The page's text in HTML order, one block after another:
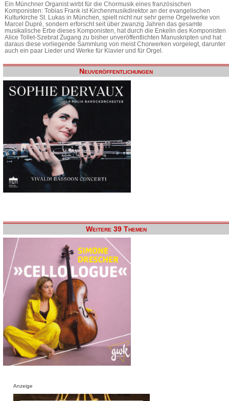
Ein Münchner Organist wirbt für die Chormusik eines französischen
Komponisten: Tobias Frank ist Kirchenmusikdirektor an der evangelischen
Kulturkirche St. Lukas in München, spielt nicht nur sehr gerne Orgelwerke von
Marcel Dupré, sondern erforscht seit über zwanzig Jahren das gesamte
musikalische Erbe dieses Komponisten, hat durch die Enkelin des Komponisten
Alice Tollet-Szebrat Zugang zu bisher unveröffentlichten Manuskripten und hat
daraus diese vorliegende Sammlung von meist Chorwerken vorgelegt, darunter
auch ein paar Lieder und Werke für Klavier und für Orgel.
Neuveröffentlichungen
Weitere 39 Themen
Anzeige